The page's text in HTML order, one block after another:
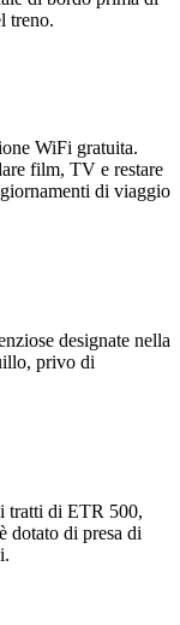
treno.
WiFi gratuita.
film, TV e restare
di viaggio
designate nella
privo di
tratti di ETR 500,
dotato di presa di